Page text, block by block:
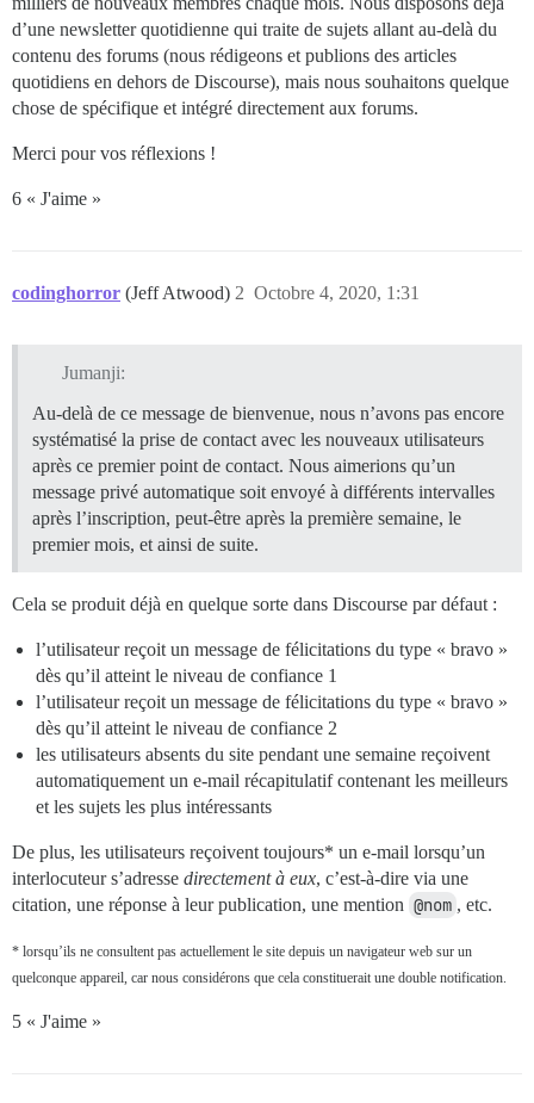
d’une newsletter quotidienne qui traite de sujets allant au-delà du
contenu des forums (nous rédigeons et publions des articles
quotidiens en dehors de Discourse), mais nous souhaitons quelque
chose de spécifique et intégré directement aux forums.
Merci pour vos réflexions !
6 « J'aime »
codinghorror (Jeff Atwood) Octobre 4, 2020, 1:31
2
Jumanji:
Au-delà de ce message de bienvenue, nous n’avons pas encore
systématisé la prise de contact avec les nouveaux utilisateurs
après ce premier point de contact. Nous aimerions qu’un
message privé automatique soit envoyé à différents intervalles
après l’inscription, peut-être après la première semaine, le
premier mois, et ainsi de suite.
Cela se produit déjà en quelque sorte dans Discourse par défaut :
l’utilisateur reçoit un message de félicitations du type « bravo »
dès qu’il atteint le niveau de confiance 1
l’utilisateur reçoit un message de félicitations du type « bravo »
dès qu’il atteint le niveau de confiance 2
les utilisateurs absents du site pendant une semaine reçoivent
automatiquement un e-mail récapitulatif contenant les meilleurs
et les sujets les plus intéressants
De plus, les utilisateurs reçoivent toujours* un e-mail lorsqu’un
interlocuteur s’adresse directement à eux, c’est-à-dire via une
citation, une réponse à leur publication, une mention @nom , etc.
* lorsqu’ils ne consultent pas actuellement le site depuis un navigateur web sur un
quelconque appareil, car nous considérons que cela constituerait une double notification.
5 « J'aime »